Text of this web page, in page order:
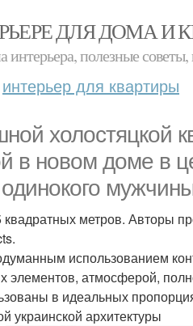
ДЛЯ ДОМА И
полезные советы,
интерьер для квартиры
холостяцкой
в новом доме в
метров. Авторы
использованием
элементов, атмосферой,
в идеальных
украинской архитектуры